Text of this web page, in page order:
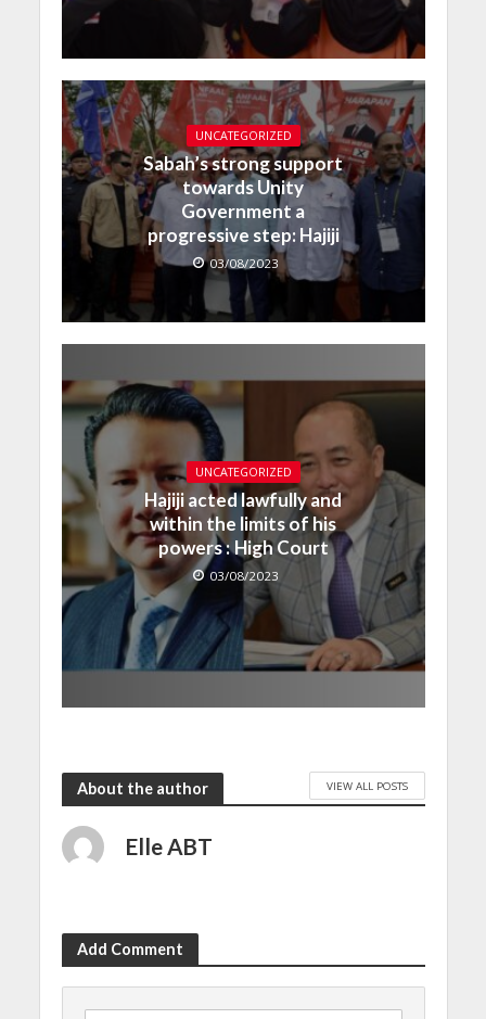
UNCATEGORIZED
Sabah’s strong support
towards Unity
Government a
progressive step: Hajiji
03/08/2023
UNCATEGORIZED
Hajiji acted lawfully and
within the limits of his
powers : High Court
03/08/2023
About the author VIEW ALL POSTS
Elle ABT
Add Comment